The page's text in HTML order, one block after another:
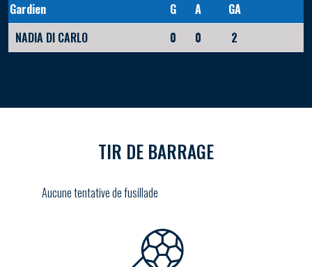
Gardien
G A
GA
NADIA DI CARLO
0 0 2
TIR DE BARRAGE
Aucune tentative de fusillade